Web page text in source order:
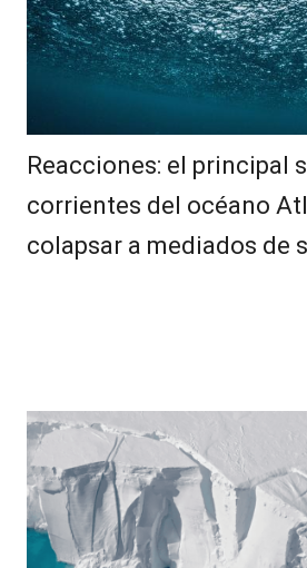
Reacciones: el principal
corrientes del océano
colapsar a mediados de